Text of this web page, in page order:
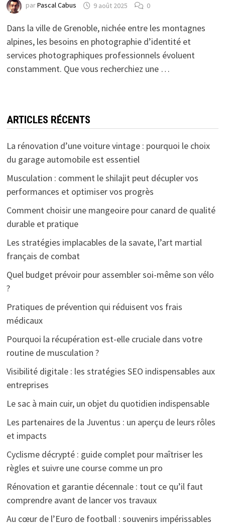
parPascal Cabus 9 août 2025 0
Dans la ville de Grenoble, nichée entre les montagnes
alpines, les besoins en photographie d’identité et
services photographiques professionnels évoluent
constamment. Que vous recherchiez une …
ARTICLES RÉCENTS
La rénovation d’une voiture vintage : pourquoi le choix
du garage automobile est essentiel
Musculation : comment le shilajit peut décupler vos
performances et optimiser vos progrès
Comment choisir une mangeoire pour canard de qualité
durable et pratique
Les stratégies implacables de la savate, l’art martial
français de combat
Quel budget prévoir pour assembler soi-même son vélo
?
Pratiques de prévention qui réduisent vos frais
médicaux
Pourquoi la récupération est-elle cruciale dans votre
routine de musculation ?
Visibilité digitale : les stratégies SEO indispensables aux
entreprises
Le sac à main cuir, un objet du quotidien indispensable
Les partenaires de la Juventus : un aperçu de leurs rôles
et impacts
Cyclisme décrypté : guide complet pour maîtriser les
règles et suivre une course comme un pro
Rénovation et garantie décennale : tout ce qu’il faut
comprendre avant de lancer vos travaux
Au cœur de l’Euro de football : souvenirs impérissables